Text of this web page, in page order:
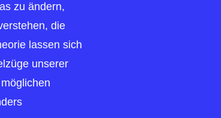
zu ändern,
die
lassen sich
unserer